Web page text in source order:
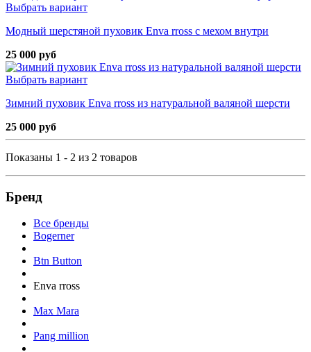
Выбрать вариант
Модный шерстяной пуховик Enva rross с мехом внутри
25 000 руб
Выбрать вариант
Зимний пуховик Enva rross из натуральной валяной шерсти
25 000 руб
Показаны 1 - 2 из 2 товаров
Бренд
Все бренды
Bogerner
Btn Button
Enva rross
Max Mara
Pang million